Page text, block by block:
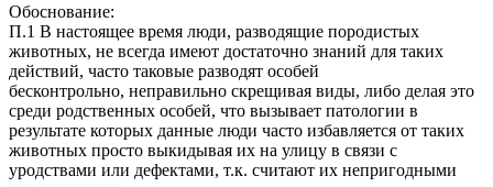
Обоснование:
П.1 В настоящее время люди, разводящие породистых
животных, не всегда имеют достаточно знаний для таких
действий, часто таковые разводят особей
бесконтрольно, неправильно скрещивая виды, либо делая это
среди родственных особей, что вызывает патологии в
результате которых данные люди часто избавляется от таких
животных просто выкидывая их на улицу в связи с
уродствами или дефектами, т.к. считают их непригодными